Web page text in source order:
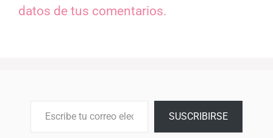
datos de tus comentarios.
SUSCRIBIRSE